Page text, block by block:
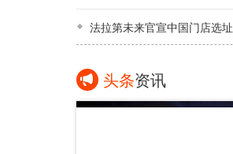
法拉第未来官宣中国门店选址
头条资讯